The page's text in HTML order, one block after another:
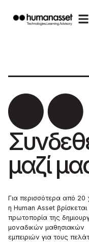
μαζί
Για περισσότερα από 20
η Human Asset βρίσκεται
πρωτοπορία της
μοναδικών μαθησιακών
εμπειριών για τους